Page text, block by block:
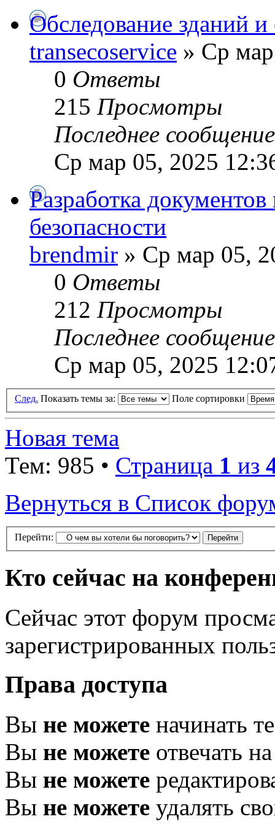
Обследование зданий
transecoservice » Ср
0 Ответы
215 Просмотры
Последнее
Ср мар 05, 2025
Разработка
безопасности
brendmir » Ср мар 05,
0 Ответы
212 Просмотры
Последнее
Ср мар 05, 2025
След. Показать темы за: Поле сортировки
Новая тема
Тем: 985 • Страница 1 из
Вернуться в Список
Перейти:
Кто сейчас на
Сейчас этот форум
зарегистрированных
Права доступа
Вы не можете начинать
Вы не можете отвечать
Вы не можете
Вы не можете удалять